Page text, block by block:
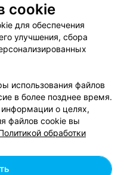
МУПК
cookie
для обеспечения
улучшения, сбора
использования файлов
в более позднее время.
о целях,
файлов cookie вы
обработки